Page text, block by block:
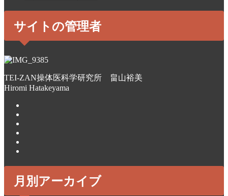
サイトの管理者
TEI-ZAN操体医科学研究所 畠山裕美
Hiromi Hatakeyama
月別アーカイブ